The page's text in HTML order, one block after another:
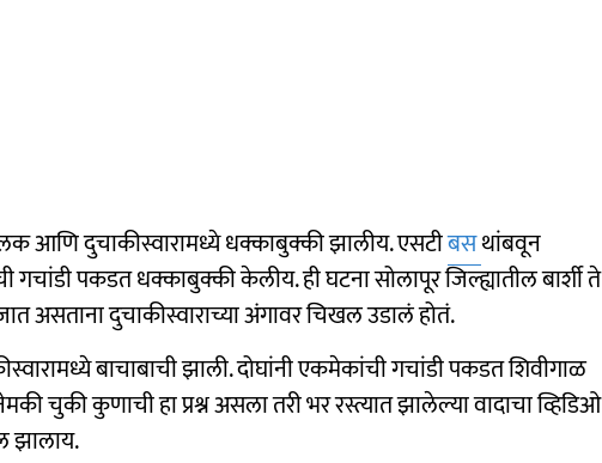
आणि दुचाकीस्वारामध्ये धक्काबुक्की झालीय. एसटीबसथांबवून
गचांडी पकडत धक्काबुक्की केलीय. ही घटना सोलापूर जिल्ह्यातील बार्शी ते
असताना दुचाकीस्वाराच्या अंगावर चिखल उडालं होतं.
बाचाबाची झाली. दोघांनी एकमेकांची गचांडी पकडत शिवीगाळ
चुकी कुणाची हा प्रश्न असला तरी भर रस्त्यात झालेल्या वादाचा व्हिडिओ
झालाय.